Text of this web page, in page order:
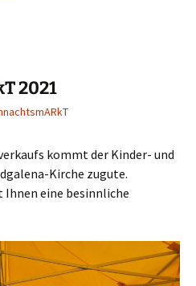
2021
kommt der Kinder- und
Kirche zugute.
Ihnen eine besinnliche